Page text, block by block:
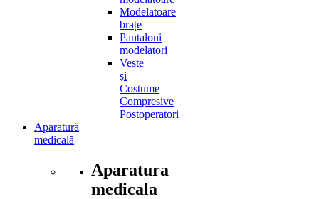
Modelatoare
brațe
Pantaloni
modelatori
Veste
și
Costume
Compresive
Postoperatori
Aparatură
medicală
Aparatura
medicala